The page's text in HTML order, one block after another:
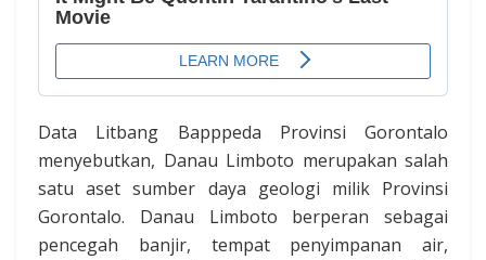
Data Litbang Bapppeda Provinsi Gorontalo
menyebutkan, Danau Limboto merupakan salah
satu aset sumber daya geologi milik Provinsi
Gorontalo. Danau Limboto berperan sebagai
pencegah banjir, tempat penyimpanan air,